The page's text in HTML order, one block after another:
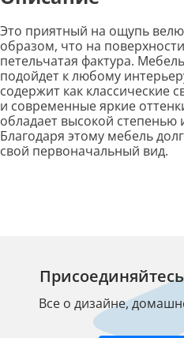
Это приятный на ощупь
образом, что на
петельчатая фактура.
подойдет к любому
содержит как классические
и современные яркие
обладает высокой степенью
Благодаря этому мебель
свой первоначальный вид.
Все о дизайне,